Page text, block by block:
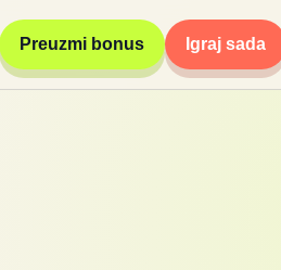
Preuzmi bonus Igraj sada